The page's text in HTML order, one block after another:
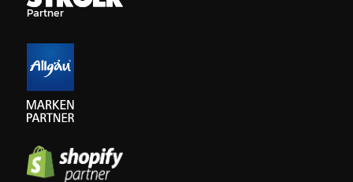
Partner